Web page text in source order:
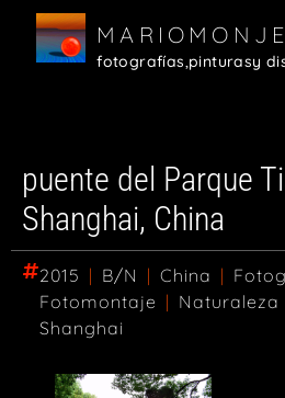
fotografías,pinturasy
puente del Parque
Shanghai, China
2015 | B/N | China |
Fotomontaje | Naturaleza
Shanghai